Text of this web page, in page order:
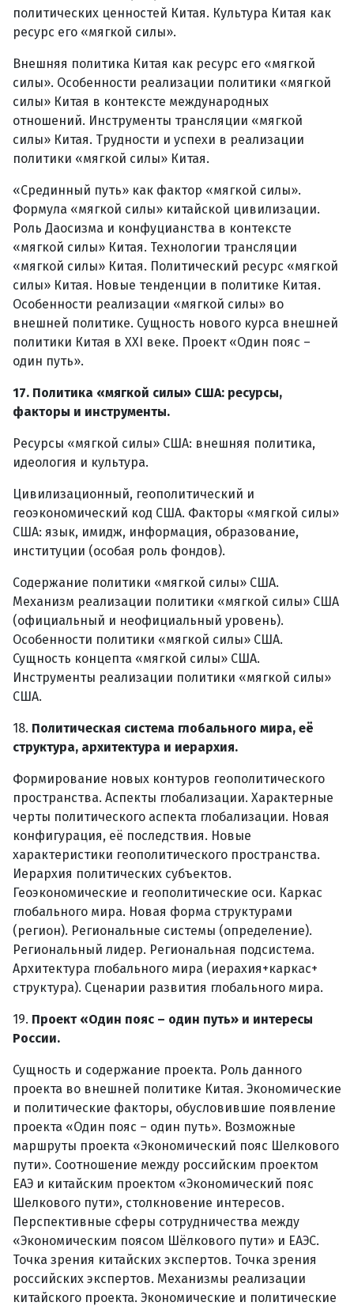
политических ценностей Китая. Культура Китая как
ресурс его «мягкой силы».
Внешняя политика Китая как ресурс его «мягкой
силы». Особенности реализации политики «мягкой
силы» Китая в контексте международных
отношений. Инструменты трансляции «мягкой
силы» Китая. Трудности и успехи в реализации
политики «мягкой силы» Китая.
«Срединный путь» как фактор «мягкой силы».
Формула «мягкой силы» китайской цивилизации.
Роль Даосизма и конфуцианства в контексте
«мягкой силы» Китая. Технологии трансляции
«мягкой силы» Китая. Политический ресурс «мягкой
силы» Китая. Новые тенденции в политике Китая.
Особенности реализации «мягкой силы» во
внешней политике. Сущность нового курса внешней
политики Китая в XXI веке. Проект «Один пояс –
один путь».
17. Политика «мягкой силы» США: ресурсы,
факторы и инструменты.
Ресурсы «мягкой силы» США: внешняя политика,
идеология и культура.
Цивилизационный, геополитический и
геоэкономический код США. Факторы «мягкой силы»
США: язык, имидж, информация, образование,
институции (особая роль фондов).
Содержание политики «мягкой силы» США.
Механизм реализации политики «мягкой силы» США
(официальный и неофициальный уровень).
Особенности политики «мягкой силы» США.
Сущность концепта «мягкой силы» США.
Инструменты реализации политики «мягкой силы»
США.
18. Политическая система глобального мира, её
структура, архитектура и иерархия.
Формирование новых контуров геополитического
пространства. Аспекты глобализации. Характерные
черты политического аспекта глобализации. Новая
конфигурация, её последствия. Новые
характеристики геополитического пространства.
Иерархия политических субъектов.
Геоэкономические и геополитические оси. Каркас
глобального мира. Новая форма структурами
(регион). Региональные системы (определение).
Региональный лидер. Региональная подсистема.
Архитектура глобального мира (иерахия+каркас+
структура). Сценарии развития глобального мира.
19. Проект «Один пояс – один путь» и интересы
России.
Сущность и содержание проекта. Роль данного
проекта во внешней политике Китая. Экономические
и политические факторы, обусловившие появление
проекта «Один пояс – один путь». Возможные
маршруты проекта «Экономический пояс Шелкового
пути». Соотношение между российским проектом
ЕАЭ и китайским проектом «Экономический пояс
Шелкового пути», столкновение интересов.
Перспективные сферы сотрудничества между
«Экономическим поясом Шёлкового пути» и ЕАЭС.
Точка зрения китайских экспертов. Точка зрения
российских экспертов. Механизмы реализации
китайского проекта. Экономические и политические